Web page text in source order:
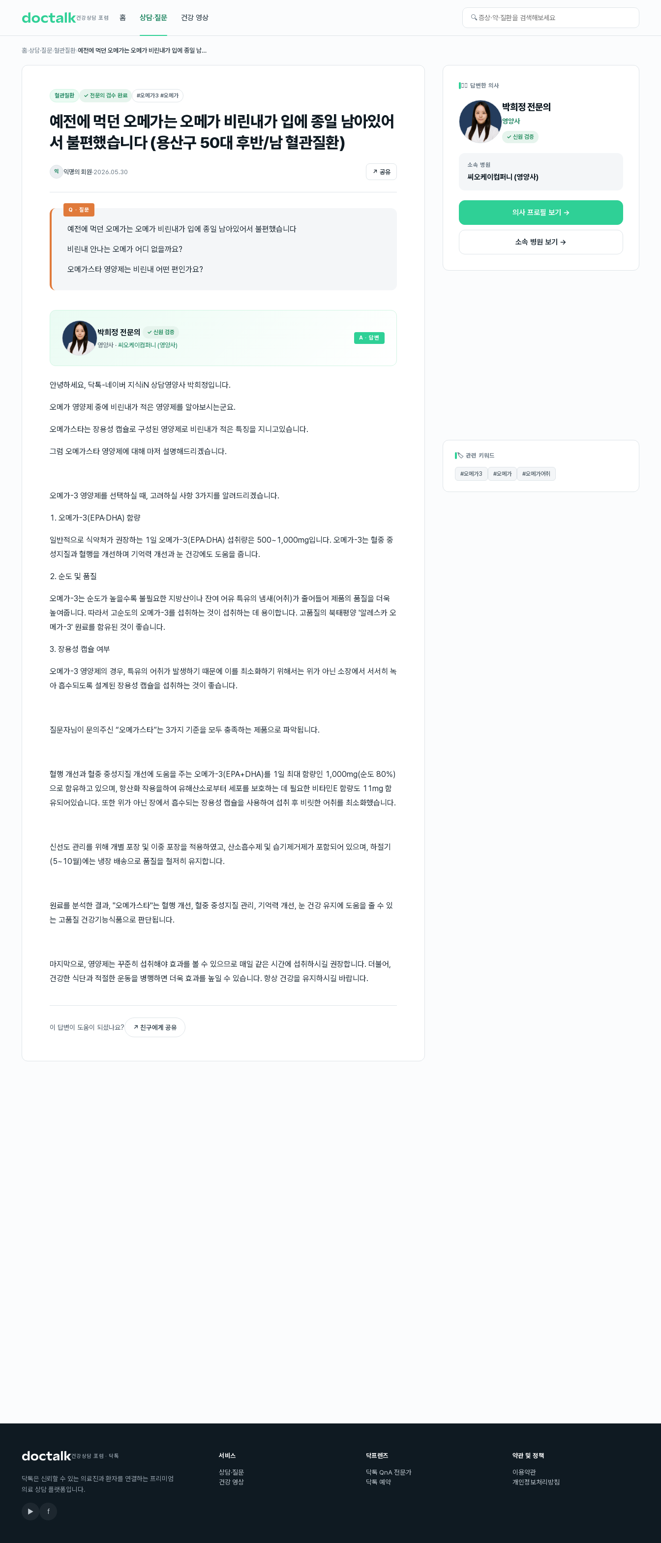
건강상담 포럼 홈 상담·질문 건강 영상 🔍
홈›상담·질문›혈관질환›예전에 먹던 오메가는 오메가 비린내가 입에 종일 남…
혈관질환 ✓ 전문의 검수 완료 #오메가3 #오메가
예전에 먹던 오메가는 오메가 비린내가 입에 종일 남아있어
서 불편했습니다 (용산구 50대 후반/남 혈관질환)
익 익명의 회원·2026.05.30 ↗ 공유
Q · 질문
예전에 먹던 오메가는 오메가 비린내가 입에 종일 남아있어서 불편했습니다
비린내 안나는 오메가 어디 없을까요?
오메가스타 영양제는 비린내 어떤 편인가요?
박희정 전문의 ✓ 신원 검증
영양사 · 씨오케이컴퍼니 (영양사)
A · 답변
안녕하세요, 닥톡-네이버 지식iN 상담영양사 박희정입니다.
오메가 영양제 중에 비린내가 적은 영양제를 알아보시는군요.
오메가스타는 장용성 캡슐로 구성된 영양제로 비린내가 적은 특징을 지니고있습니다.
그럼 오메가스타 영양제에 대해 마저 설명해드리겠습니다.
오메가-3 영양제를 선택하실 때, 고려하실 사항 3가지를 알려드리겠습니다.
1. 오메가-3(EPA·DHA) 함량
일반적으로 식약처가 권장하는 1일 오메가-3(EPA·DHA) 섭취량은 500~1,000mg입니다. 오메가-3는 혈중 중
성지질과 혈행을 개선하며 기억력 개선과 눈 건강에도 도움을 줍니다.
2. 순도 및 품질
오메가-3는 순도가 높을수록 불필요한 지방산이나 잔여 어유 특유의 냄새(어취)가 줄어들어 제품의 품질을 더욱
높여줍니다. 따라서 고순도의 오메가-3를 섭취하는 것이 섭취하는 데 용이합니다. 고품질의 북태평양 '알레스카 오
메가-3' 원료를 함유된 것이 좋습니다.
3. 장용성 캡슐 여부
오메가-3 영양제의 경우, 특유의 어취가 발생하기 때문에 이를 최소화하기 위해서는 위가 아닌 소장에서 서서히 녹
아 흡수되도록 설계된 장용성 캡슐을 섭취하는 것이 좋습니다.
질문자님이 문의주신 “오메가스타”는 3가지 기준을 모두 충족하는 제품으로 파악됩니다.
혈행 개선과 혈중 중성지질 개선에 도움을 주는 오메가-3(EPA+DHA)를 1일 최대 함량인 1,000mg(순도 80%)
으로 함유하고 있으며, 항산화 작용을하여 유해산소로부터 세포를 보호하는 데 필요한 비타민E 함량도 11mg 함
유되어있습니다. 또한 위가 아닌 장에서 흡수되는 장용성 캡슐을 사용하여 섭취 후 비릿한 어취를 최소화했습니다.
신선도 관리를 위해 개별 포장 및 이중 포장을 적용하였고, 산소흡수제 및 습기제거제가 포함되어 있으며, 하절기
(5~10월)에는 냉장 배송으로 품질을 철저히 유지합니다.
원료를 분석한 결과, "오메가스타"는 혈행 개선, 혈중 중성지질 관리, 기억력 개선, 눈 건강 유지에 도움을 줄 수 있
는 고품질 건강기능식품으로 판단됩니다.
마지막으로, 영양제는 꾸준히 섭취해야 효과를 볼 수 있으므로 매일 같은 시간에 섭취하시길 권장합니다. 더불어,
건강한 식단과 적절한 운동을 병행하면 더욱 효과를 높일 수 있습니다. 항상 건강을 유지하시길 바랍니다.
이 답변이 도움이 되셨나요? ↗ 친구에게 공유
👩‍⚕️ 답변한 의사
박희정전문의
영양사
✓ 신원 검증
소속 병원
씨오케이컴퍼니 (영양사)
의사 프로필 보기 →
소속 병원 보기 →
🏷 관련 키워드
#오메가3 #오메가 #오메가어취
건강상담 포럼 · 닥톡
닥톡은 신뢰할 수 있는 의료진과 환자를 연결하는 프리미엄
의료 상담 플랫폼입니다.
▶ f
서비스
상담·질문
건강 영상
닥프렌즈
닥톡 QnA 전문가
닥톡 예약
약관 및 정책
이용약관
개인정보처리방침